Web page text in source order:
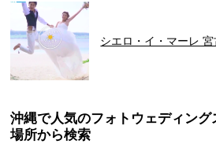
シエロ・イ・マーレ 宮
沖縄で人気のフォトウェディング
場所から検索